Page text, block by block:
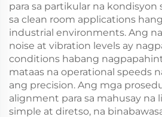
para sa partikular na
sa clean room applications
industrial environments. Ang
noise at vibration levels ay
conditions habang
mataas na operational speeds
ang precision. Ang mga
alignment para sa mahusay na
simple at diretso, na